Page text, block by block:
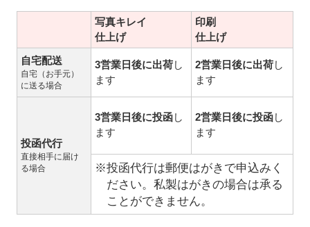
写真キレイ
仕上げ
印刷
仕上げ
自宅配送
自宅（お手元）
に送る場合
3営業日後に出荷し
ます
2営業日後に出荷し
ます
投函代行
直接相手に届け
る場合
3営業日後に投函し
ます
2営業日後に投函し
ます
※投函代行は郵便はがきで申込みく
ださい。私製はがきの場合は承る
ことができません。